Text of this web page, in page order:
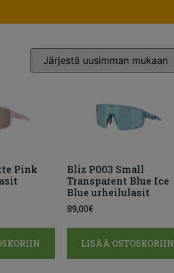
Pink
Bliz P003 Small
Transparent Blue Ice
Blue urheilulasit
89,00€
LISÄÄ OSTOSKORIIN